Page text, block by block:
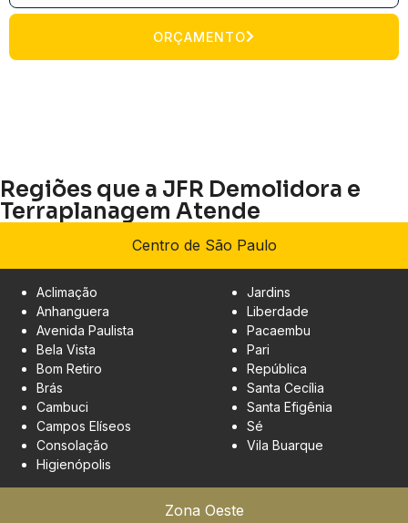
ORÇAMENTO
Regiões que a JFR Demolidora e
Terraplanagem Atende
Centro de São Paulo
Zona Oeste
Aclimação
Anhanguera
Avenida Paulista
Bela Vista
Bom Retiro
Brás
Cambuci
Campos Elíseos
Consolação
Higienópolis
Jardins
Liberdade
Pacaembu
Pari
República
Santa Cecília
Santa Efigênia
Sé
Vila Buarque